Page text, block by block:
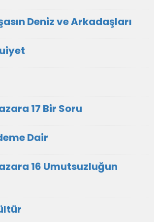
Deniz ve Arkadaşları
17 Bir Soru
Dair
16 Umutsuzluğun